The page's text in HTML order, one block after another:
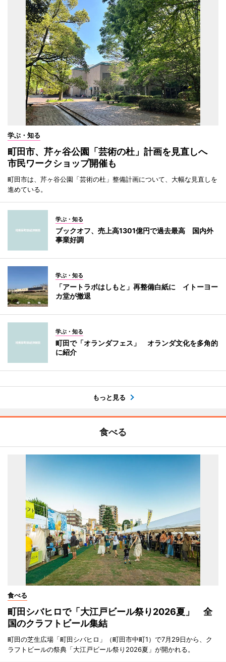
学ぶ・知る
町田市、芹ヶ谷公園「芸術の杜」計画を見直しへ
市民ワークショップ開催も
町田市は、芹ヶ谷公園「芸術の杜」整備計画について、大幅な見直しを
進めている。
学ぶ・知る
ブックオフ、売上高1301億円で過去最高 国内外
事業好調
学ぶ・知る
「アートラボはしもと」再整備白紙に イトーヨー
カ堂が撤退
学ぶ・知る
町田で「オランダフェス」 オランダ文化を多角的
に紹介
もっと見る
食べる
食べる
町田シバヒロで「大江戸ビール祭り2026夏」 全
国のクラフトビール集結
町田の芝生広場「町田シバヒロ」（町田市中町1）で7月29日から、ク
ラフトビールの祭典「大江戸ビール祭り2026夏」が開かれる。